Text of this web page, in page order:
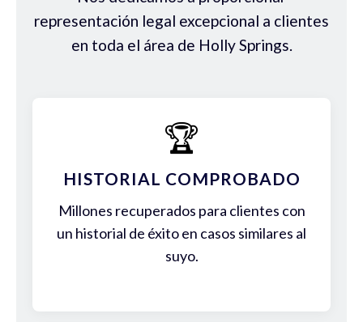
representación legal excepcional a clientes
en toda el área de Holly Springs.
🏆
HISTORIAL COMPROBADO
Millones recuperados para clientes con
un historial de éxito en casos similares al
suyo.